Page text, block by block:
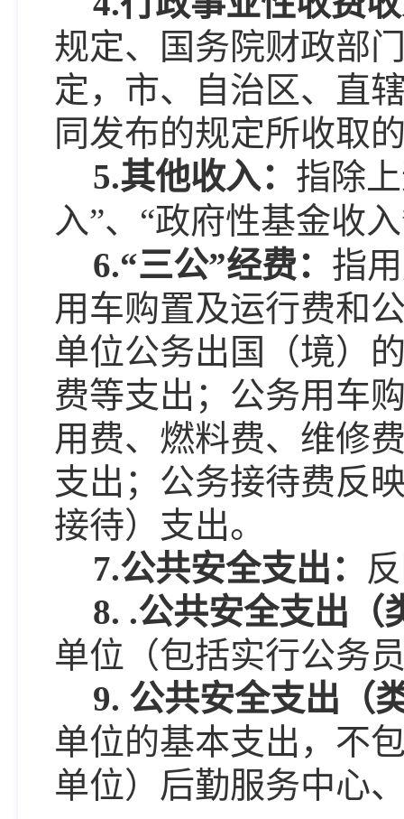
规定、国务院财政部
定，市、自治区、直
同发布的规定所收取
5.其他收入： 指除
入”、“政府性基金收
6.“三公”经费： 指
用车购置及运行费和
单位公务出国（境）
费等支出；公务用车
用费、燃料费、维修
支出；公务接待费反
接待）支出。
7.公共安全支出：
8. .公共安全支出（
单位（包括实行公务
9. 公共安全支出（
单位的基本支出，不
单位）后勤服务中心